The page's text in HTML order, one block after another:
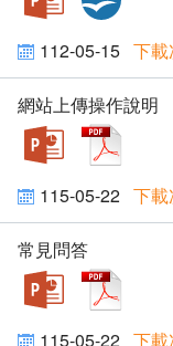
112-05-15
網站上傳操作說明
pptx
115-05-22
常見問答
pptx
115-05-22